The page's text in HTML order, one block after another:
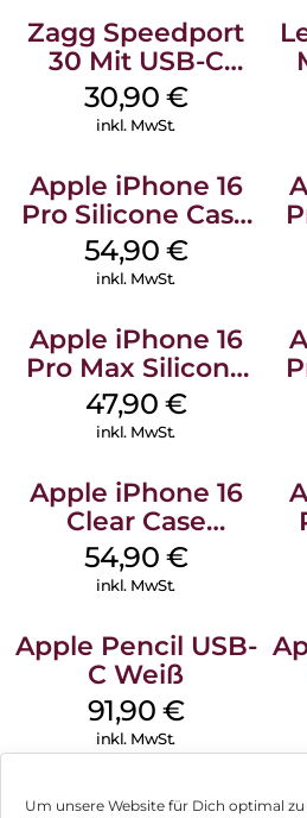
Um unsere Website für Dich optimal
Zagg Speedport
30 Mit USB-C
Kabel Weiß
30,90 €
inkl. MwSt.
Apple iPhone 16
Pro Silicone Case
MagSafe Black
54,90 €
inkl. MwSt.
Apple iPhone 16
Pro Max Silicone
Case MagSafe
Black
47,90 €
inkl. MwSt.
Apple iPhone 16
Clear Case
MagSafe
Transparent
54,90 €
inkl. MwSt.
Apple Pencil USB-
C Weiß
91,90 €
inkl. MwSt.